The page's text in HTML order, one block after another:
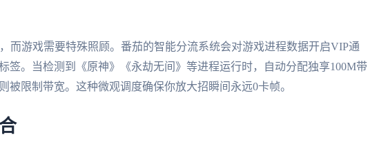
而游戏需要特殊照顾。番茄的智能分流系统会对游戏进程数据开启VIP通
签。当检测到《原神》《永劫无间》等进程运行时，自动分配独享100M带
被限制带宽。这种微观调度确保你放大招瞬间永远0卡帧。